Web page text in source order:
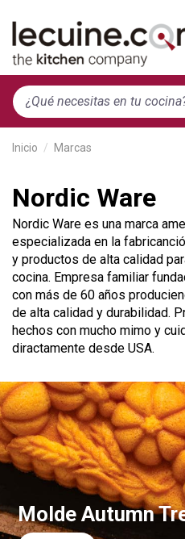
Inicio Marcas
Nordic Ware
Nordic Ware es una marca
especializada en la
y productos de alta calidad
cocina. Empresa familiar
con más de 60 años
de alta calidad y durabilidad.
hechos con mucho mimo y
diractamente desde USA.
Molde Autumn